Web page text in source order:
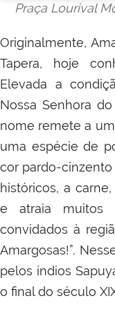
Praça Lourival
Originalmente,
Tapera, hoje
Elevada a
Nossa Senhora
nome remete a
uma espécie de
cor pardo-
históricos, a
e atraia muitos
convidados à
Amargosas!”.
pelos índios
o final do século